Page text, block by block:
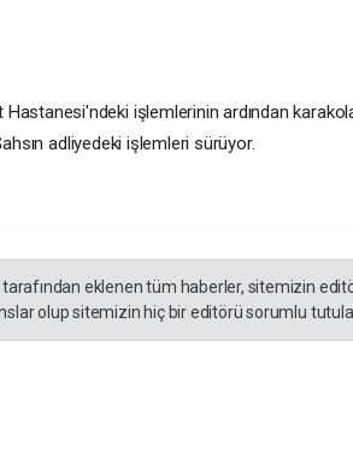
işlemlerinin ardından
adliyedeki işlemleri sürüyor.
tarafından eklenen tüm haberler, sitemizin
olup sitemizin hiç bir editörü sorumlu